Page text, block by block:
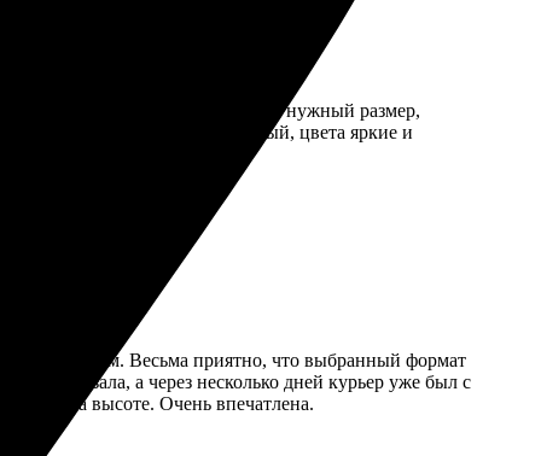
изображение на сайте, выбрала нужный размер,
работу. Холст качественный, цвета яркие и
понятным. Весьма приятно, что выбранный формат
Заказала, а через несколько дней курьер уже был с
на высоте. Очень впечатлена.